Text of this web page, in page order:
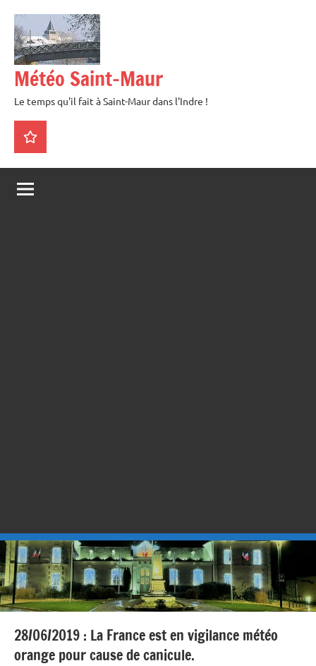
contenu
Météo Saint-Maur
Le temps qu'il fait à Saint-Maur dans l'Indre !
La
météo
en
28/06/2019 : La France est en vigilance météo
orange pour cause de canicule.